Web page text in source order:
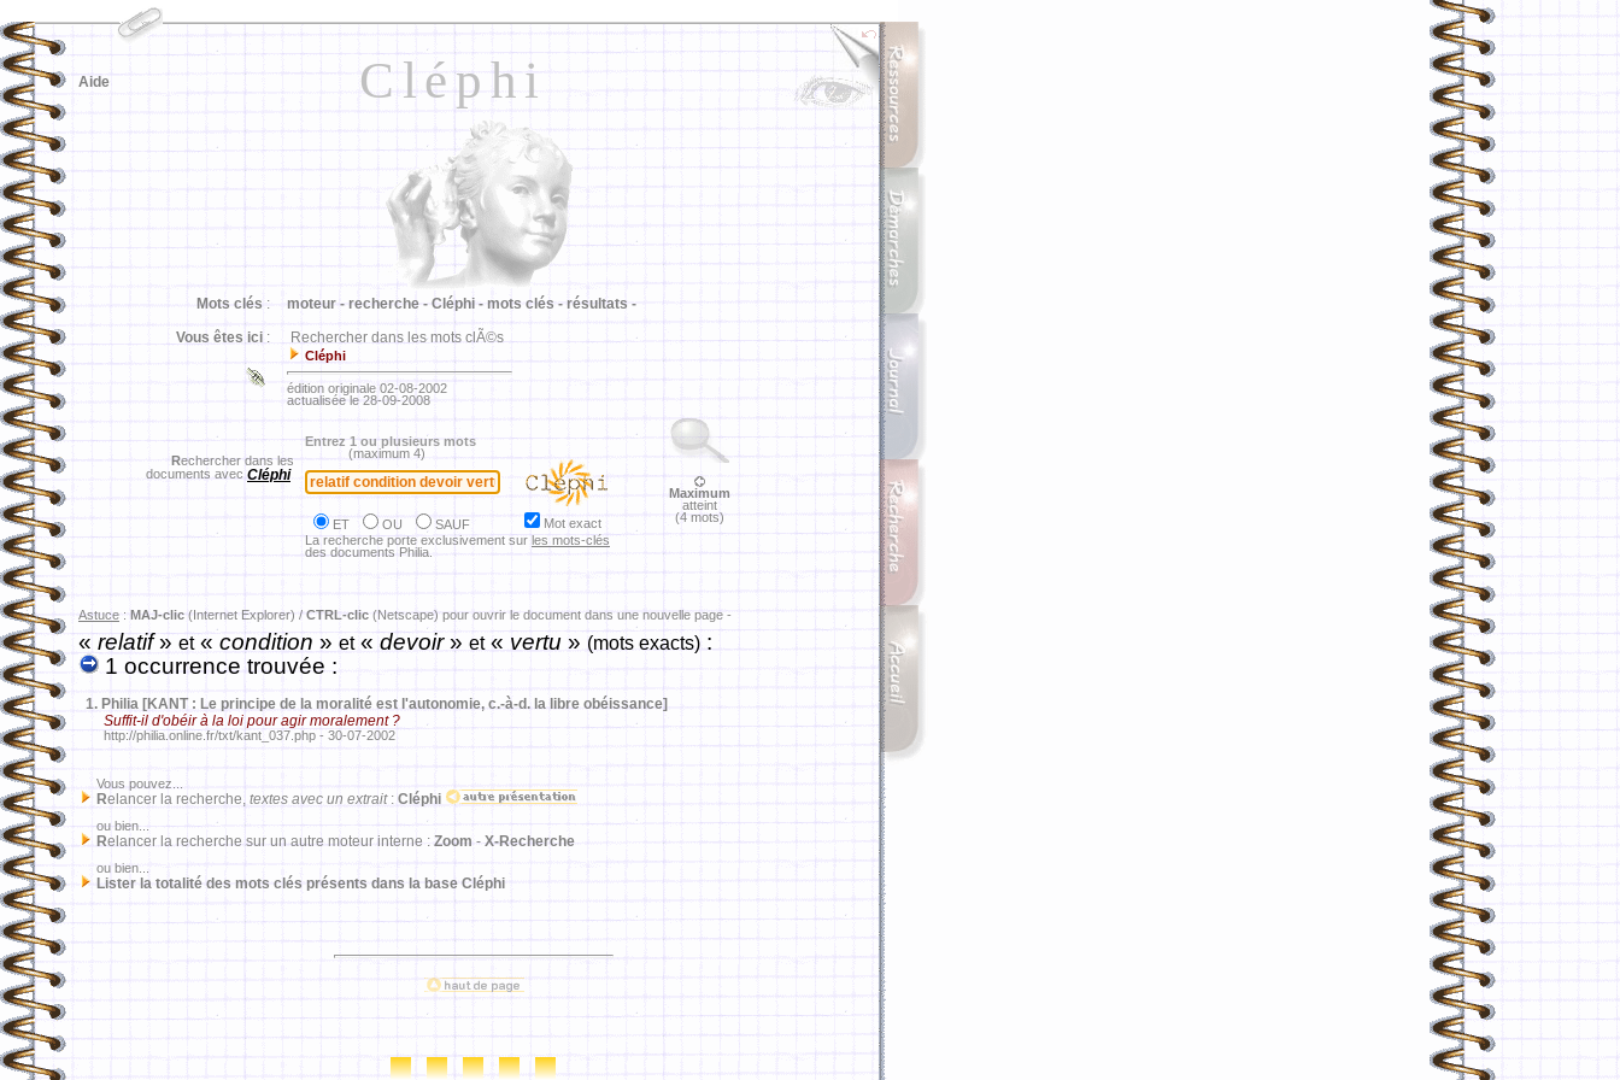
Cléphi
Aide
Mots clés : moteur - recherche - Cléphi - mots clés - résultats -
Vous êtes ici : Rechercher dans les mots clÃ©s
Cléphi
édition originale 02-08-2002
actualisée le 28-09-2008
Rechercher dans les
documents avec Cléphi
Entrez 1 ou plusieurs mots
(maximum 4)
ET OU SAUF
Mot exact
La recherche porte exclusivement sur les mots-clés
des documents Philia.
Maximum
atteint
(4 mots)
Astuce : MAJ-clic (Internet Explorer) / CTRL-clic (Netscape) pour ouvrir le document dans une nouvelle page -
«relatif»et« condition » et« devoir» et« vertu » (mots exacts) :
1 occurrence trouvée :
1. Philia [KANT : Le principe de la moralité est l'autonomie, c.-à-d. la libre obéissance]
Suffit-il d'obéir à la loi pour agir moralement ?
http://philia.online.fr/txt/kant_037.php - 30-07-2002
Vous pouvez...
Relancer la recherche, textes avec un extrait: Cléphi
ou bien...
Relancer la recherche sur un autre moteur interne : Zoom - X-Recherche
ou bien...
Lister la totalité des mots clés présents dans la base Cléphi